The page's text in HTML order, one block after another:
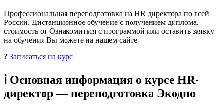
Профессиональная переподготовка на HR директора по всей
России. Дистанционное обучение с получением диплома,
стоимость от Ознакомиться с программой или оставить заявку
на обучения Вы можете на нашем сайте
? Записаться на курс
ℹ️ Основная информация о курсе HR-
директор — переподготовка Экодпо